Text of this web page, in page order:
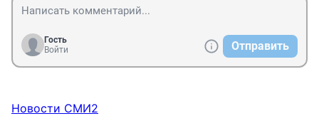
Гость
Войти
Отправить
Новости СМИ2